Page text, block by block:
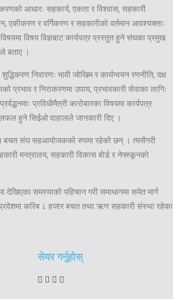
आधारः सहकार्य, एकता र विश्वास, सहकारी
एकीकरण र वर्गिकरण र सहकारीको वर्तमान आवश्यक्ताः
विषय विज्ञबाट कार्यपत्र प्रस्तुत हुने संघका प्रमुख
बताए ।
निवारणः भावी जोखिम र कार्यन्वयन रणनीति, दक्ष
प्रभाव र निराकरणमा उपाय, प्रभावकारी सेवाका लागिः
प्रविधीमैत्री कारोबारका विषयमा कार्यपत्र
हुने सिईओ दाहालले जानकारी दिए ।
बचत संघ सहआयोजकको रुपमा रहेको छन् । त्यसैगरी
मन्त्रालय, सहकारी विकास बोर्ड र नेफ्स्कूनको
देखिएका समस्याको पहिचान गरी समाधानमा समेत मार्ग
प्रदेशमा करिब ८ हजार बचत तथा ऋण सहकारी संस्था रहेका
सेयर गर्नुहोस्